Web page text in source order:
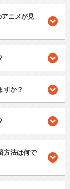
ニメが見
すか？
方法は何で